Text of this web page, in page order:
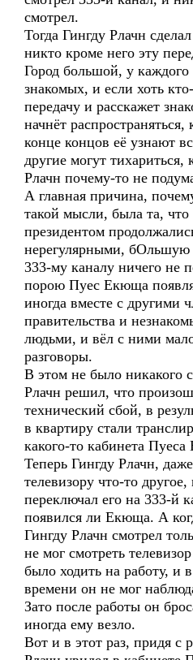
смотрел.
Тогда Гингду Рлачн
никто кроме него эту
Город большой, у каждого
знакомых, и если хоть
передачу и расскажет
начнёт
конце концов её узнают
другие могут тихариться,
Рлачн почему-то не
А главная причина,
такой мысли, была та, что
президентом
нерегулярными, бОльшую
333-му каналу ничего не
порою Пуес Екюща
иногда вместе с другими
правительства и
людьми, и вёл с ними
разговоры.
В этом не было никакого
Рлачн решил, что
технический сбой, в
в квартиру стали
какого-то кабинета
Теперь Гингду Рлачн,
телевизору что-то другое,
переключал его на 333-й
появился ли Екюща. А
Гингду Рлачн смотрел
не мог смотреть
было ходить на работу, и
времени он не мог
Зато после работы он
иногда ему везло.
Вот и в этот раз, придя с